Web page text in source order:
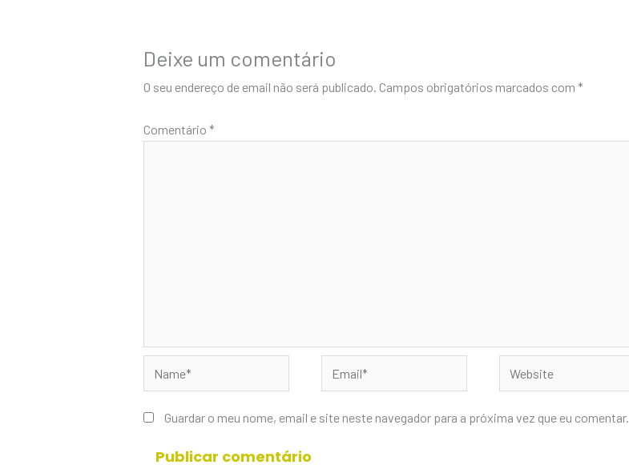
Deixe um comentário
O seu endereço de email não será publicado. Campos obrigatórios marcados com *
Comentário *
Name* Email* Website
Guardar o meu nome, email e site neste navegador para a próxima vez que eu comentar.